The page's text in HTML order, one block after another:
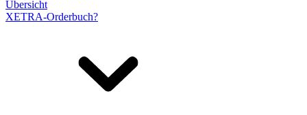
Übersicht
XETRA-Orderbuch?